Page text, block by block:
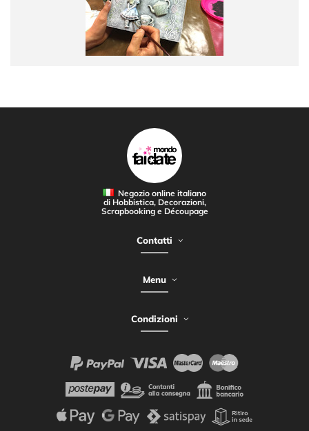
Negozio online italiano
di Hobbistica, Decorazioni,
Scrapbooking e Découpage
Contatti
Menu
Condizioni